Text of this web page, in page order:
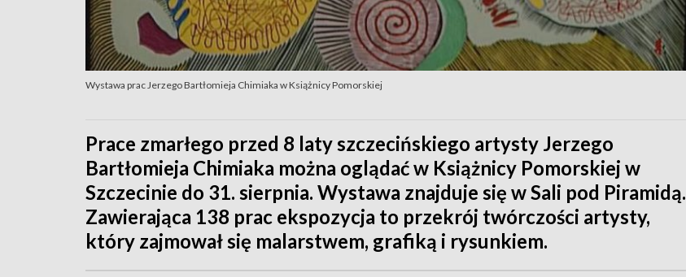
Wystawa prac Jerzego Bartłomieja Chimiaka w Książnicy Pomorskiej
Prace zmarłego przed 8 laty szczecińskiego artysty Jerzego
Bartłomieja Chimiaka można oglądać w Książnicy Pomorskiej w
Szczecinie do 31. sierpnia. Wystawa znajduje się w Sali pod Piramidą.
Zawierająca 138 prac ekspozycja to przekrój twórczości artysty,
który zajmował się malarstwem, grafiką i rysunkiem.